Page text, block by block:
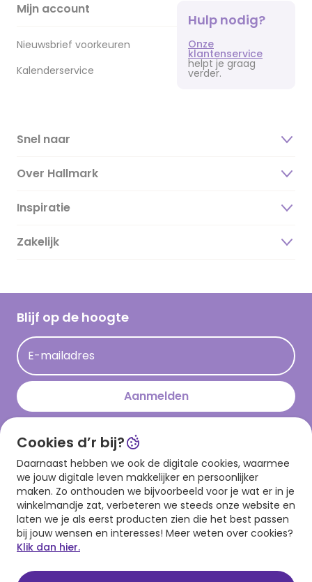
Mijn account
Nieuwsbrief voorkeuren
Kalenderservice
Hulp nodig?
Onze
klantenservice
helpt je graag
verder.
Snel naar
Over Hallmark
Over ons
Duurzaamheid
Hallmark Kaartclub
Acties
Persberichten
Hallmark en Kinderpostzegels
Inspiratie
Magazine
Cadeau inspiratie
Kaartinspiratie
Zakelijk
Blijf op de hoogte
E-mailadres
Aanmelden
Download onze app
Cookies d’r bij?
Daarnaast hebben we ook de digitale cookies, waarmee
we jouw digitale leven makkelijker en persoonlijker
maken. Zo onthouden we bijvoorbeeld voor je wat er in je
winkelmandje zat, verbeteren we steeds onze website en
laten we je als eerst producten zien die het best passen
bij jouw wensen en interesses! Meer weten over cookies?
Klik dan hier.